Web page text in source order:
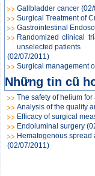
Gallbladder cancer
Surgical Treatment of
Gastrointestinal
Randomized clinical
unselected patients
(02/07/2011)
Surgical management
Những tin cũ
The safety of helium
Analysis of the quality
Efficacy of surgical
Endoluminal surgery
Hematogenous
(02/07/2011)